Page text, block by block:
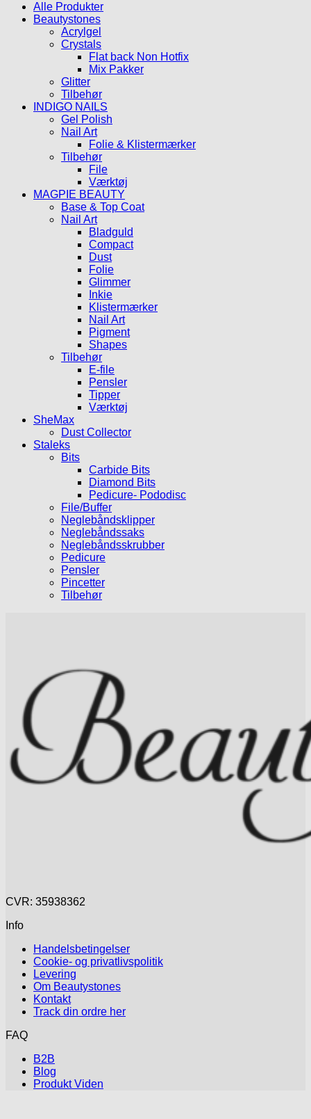
25.00kr..5.00kr..
Alle Produkter
Beautystones
Acrylgel
Crystals
Flat back Non Hotfix
Mix Pakker
Glitter
Tilbehør
INDIGO NAILS
Gel Polish
Nail Art
Folie & Klistermærker
Tilbehør
File
Værktøj
MAGPIE BEAUTY
Base & Top Coat
Nail Art
Bladguld
Compact
Dust
Folie
Glimmer
Inkie
Klistermærker
Nail Art
Pigment
Shapes
Tilbehør
E-file
Pensler
Tipper
Værktøj
SheMax
Dust Collector
Staleks
Bits
Carbide Bits
Diamond Bits
Pedicure- Pododisc
File/Buffer
Neglebåndsklipper
Neglebåndssaks
Neglebåndsskrubber
Pedicure
Pensler
Pincetter
Tilbehør
CVR: 35938362
Info
Handelsbetingelser
Cookie- og privatlivspolitik
Levering
Om Beautystones
Kontakt
Track din ordre her
FAQ
B2B
Blog
Produkt Viden